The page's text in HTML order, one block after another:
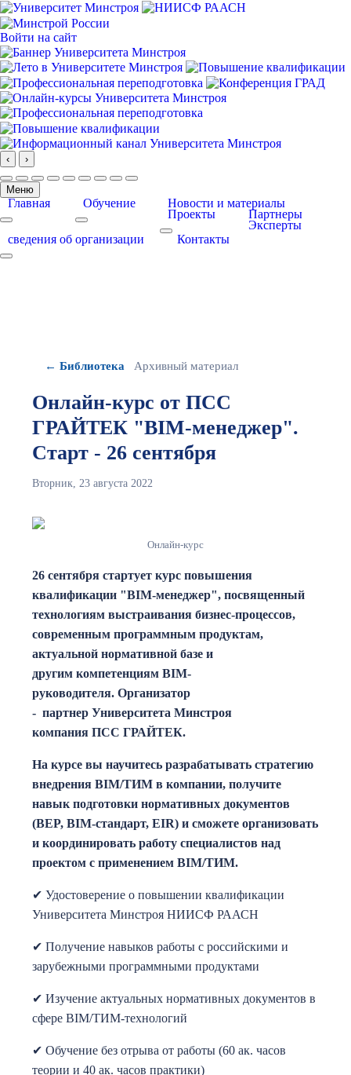
Войти на сайт
‹ ›
Меню
Главная
More about: Главная
Обучение
More about: Обучение
Новости и материалы
Проекты
More about: Проекты
Партнеры
Эксперты
сведения об организации
More about: сведения об организации
Контакты
← Библиотека Архивный материал
Онлайн-курс от ПСС
ГРАЙТЕК "BIM-менеджер".
Старт - 26 сентября
Вторник, 23 августа 2022
Онлайн-курс
26 сентября стартует курс повышения
квалификации "BIM-менеджер", посвященный
технологиям выстраивания бизнес-процессов,
современным программным продуктам,
актуальной нормативной базе и
другим компетенциям BIM-
руководителя. Организатор
- партнер Университета Минстроя
компания ПСС ГРАЙТЕК.
На курсе вы научитесь разрабатывать стратегию
внедрения BIM/ТИМ в компании, получите
навык подготовки нормативных документов
(BEP, BIM-стандарт, EIR) и сможете организовать
и координировать работу специалистов над
проектом с применением BIM/ТИМ.
✔ Удостоверение о повышении квалификации
Университета Минстроя НИИСФ РААСН
✔ Получение навыков работы с российскими и
зарубежными программными продуктами
✔ Изучение актуальных нормативных документов в
сфере BIM/ТИМ-технологий
✔ Обучение без отрыва от работы (60 ак. часов
теории и 40 ак. часов практики)